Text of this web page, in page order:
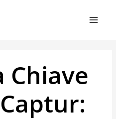
Chiave